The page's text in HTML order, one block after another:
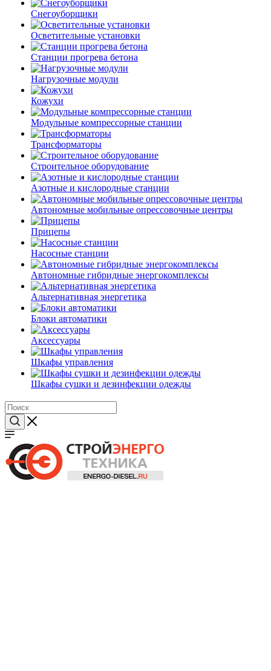
Снегоуборщики
Осветительные установки
Станции прогрева бетона
Нагрузочные модули
Кожухи
Модульные компрессорные станции
Трансформаторы
Строительное оборудование
Азотные и кислородные станции
Автономные мобильные опрессовочные центры
Прицепы
Насосные станции
Автономные гибридные энергокомплексы
Альтернативная энергетика
Блоки автоматики
Аксессуары
Шкафы управления
Шкафы сушки и дезинфекции одежды